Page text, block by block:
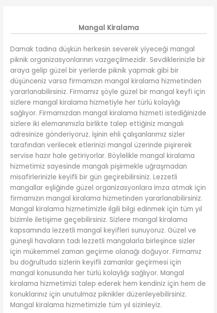
Mangal Kiralama
Damak tadına düşkün herkesin severek yiyeceği mangal
piknik organizasyonlarının vazgeçilmezidir. Sevdiklerinizle bir
araya gelip güzel bir yerlerde piknik yapmak gibi bir
düşünceniz varsa firmamızın mangal kiralama hizmetinden
yararlanabilirsiniz. Firmamız şöyle güzel bir mangal keyfi için
sizlere mangal kiralama hizmetiyle her türlü kolaylığı
sağlıyor. Firmamızdan mangal kiralama hizmeti istediğinizde
sizlere iki elemanımızla birlikte talep ettiğiniz mangalı
adresinize gönderiyoruz. İşinin ehli çalışanlarımız sizler
tarafından verilecek etlerinizi mangal üzerinde pişirerek
servise hazır hale getiriyorlar. Böylelikle mangal kiralama
hizmetimiz sayesinde mangalı pişirmekle uğraşmadan
misafirlerinizle keyifli bir gün geçirebilirsiniz. Lezzetli
mangallar eşliğinde güzel organizasyonlara imza atmak için
firmamızın mangal kiralama hizmetinden yararlanabilirsiniz.
Mangal kiralama hizmetimizle ilgili bilgi edinmek için tüm yıl
bizimle iletişime geçebilirsiniz. Sizlere mangal kiralama
kapsamında lezzetli mangal keyifleri sunuyoruz. Güzel ve
güneşli havaların tadı lezzetli mangalarla birleşince sizler
için mükemmel zaman geçirme olanağı doğuyor. Firmamız
bu doğrultuda sizlerin keyifli zamanlar geçirmesi için
mangal konusunda her türlü kolaylığı sağlıyor. Mangal
kiralama hizmetimizi talep ederek hem kendiniz için hem de
konuklarınız için unutulmaz piknikler düzenleyebilirsiniz.
Mangal kiralama hizmetimizle tüm yıl sizinleyiz.